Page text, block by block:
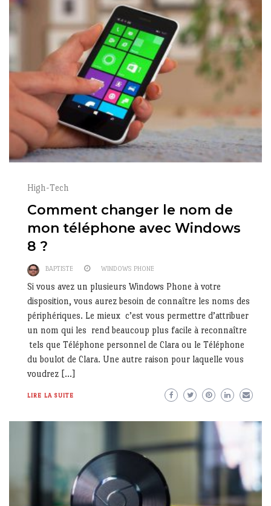
High-Tech
Comment changer le nom de
mon téléphone avec Windows
8 ?
BAPTISTE WINDOWS PHONE
Si vous avez un plusieurs Windows Phone à votre
disposition, vous aurez besoin de connaître les noms des
périphériques. Le mieux c’est vous permettre d’attribuer
un nom qui les rend beaucoup plus facile à reconnaître
tels que Téléphone personnel de Clara ou le Téléphone
du boulot de Clara. Une autre raison pour laquelle vous
voudrez […]
LIRE LA SUITE